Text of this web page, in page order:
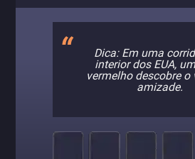
Dica: Em uma
interior dos EUA,
vermelho descobre o
amizade.